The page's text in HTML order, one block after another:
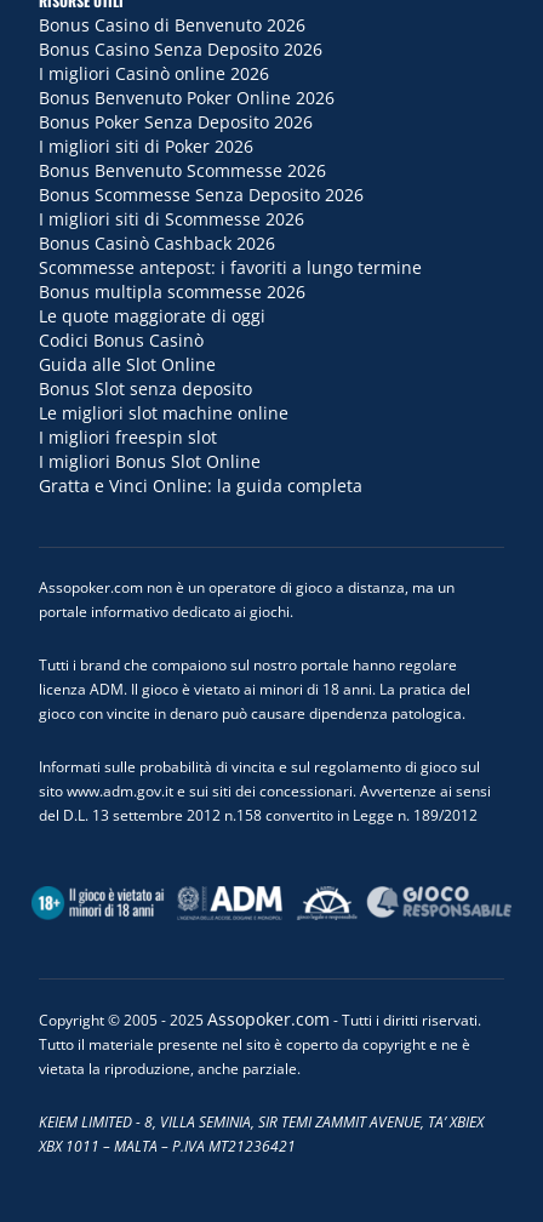
Bonus Casino di Benvenuto 2026
Bonus Casino Senza Deposito 2026
I migliori Casinò online 2026
Bonus Benvenuto Poker Online 2026
Bonus Poker Senza Deposito 2026
I migliori siti di Poker 2026
Bonus Benvenuto Scommesse 2026
Bonus Scommesse Senza Deposito 2026
I migliori siti di Scommesse 2026
Bonus Casinò Cashback 2026
Scommesse antepost: i favoriti a lungo termine
Bonus multipla scommesse 2026
Le quote maggiorate di oggi
Codici Bonus Casinò
Guida alle Slot Online
Bonus Slot senza deposito
Le migliori slot machine online
I migliori freespin slot
I migliori Bonus Slot Online
Gratta e Vinci Online: la guida completa
Assopoker.com non è un operatore di gioco a distanza, ma un
portale informativo dedicato ai giochi.
Tutti i brand che compaiono sul nostro portale hanno regolare
licenza ADM. Il gioco è vietato ai minori di 18 anni. La pratica del
gioco con vincite in denaro può causare dipendenza patologica.
Informati sulle probabilità di vincita e sul regolamento di gioco sul
sito www.adm.gov.it e sui siti dei concessionari. Avvertenze ai sensi
del D.L. 13 settembre 2012 n.158 convertito in Legge n. 189/2012
Copyright © 2005 - 2025Assopoker.com - Tutti i diritti riservati.
Tutto il materiale presente nel sito è coperto da copyright e ne è
vietata la riproduzione, anche parziale.
KEIEM LIMITED - 8, VILLA SEMINIA, SIR TEMI ZAMMIT AVENUE, TA’ XBIEX
XBX 1011 – MALTA – P.IVA MT21236421